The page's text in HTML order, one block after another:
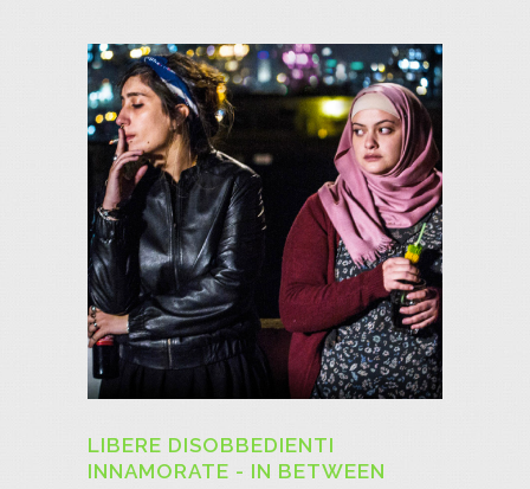
LIBERE DISOBBEDIENTI
INNAMORATE - IN BETWEEN